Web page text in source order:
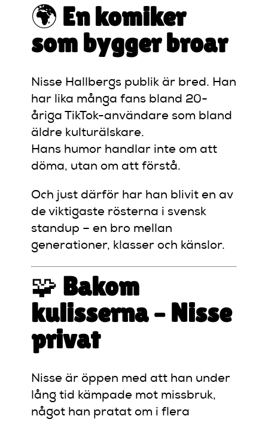
🌍 En komiker
som bygger broar
Nisse Hallbergs publik är bred. Han
har lika många fans bland 20-
åriga TikTok-användare som bland
äldre kulturälskare.
Hans humor handlar inte om att
döma, utan om att förstå.
Och just därför har han blivit en av
de viktigaste rösterna i svensk
standup – en bro mellan
generationer, klasser och känslor.
🧩 Bakom
kulisserna – Nisse
privat
Nisse är öppen med att han under
lång tid kämpade mot missbruk,
något han pratat om i flera